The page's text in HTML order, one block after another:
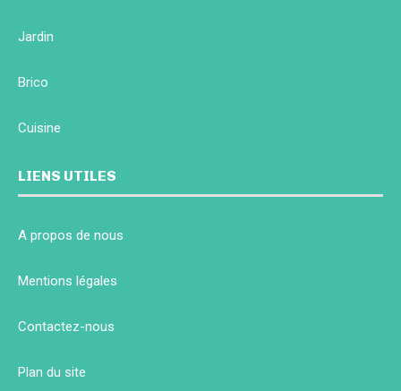
Jardin
Brico
Cuisine
LIENS UTILES
A propos de nous
Mentions légales
Contactez-nous
Plan du site